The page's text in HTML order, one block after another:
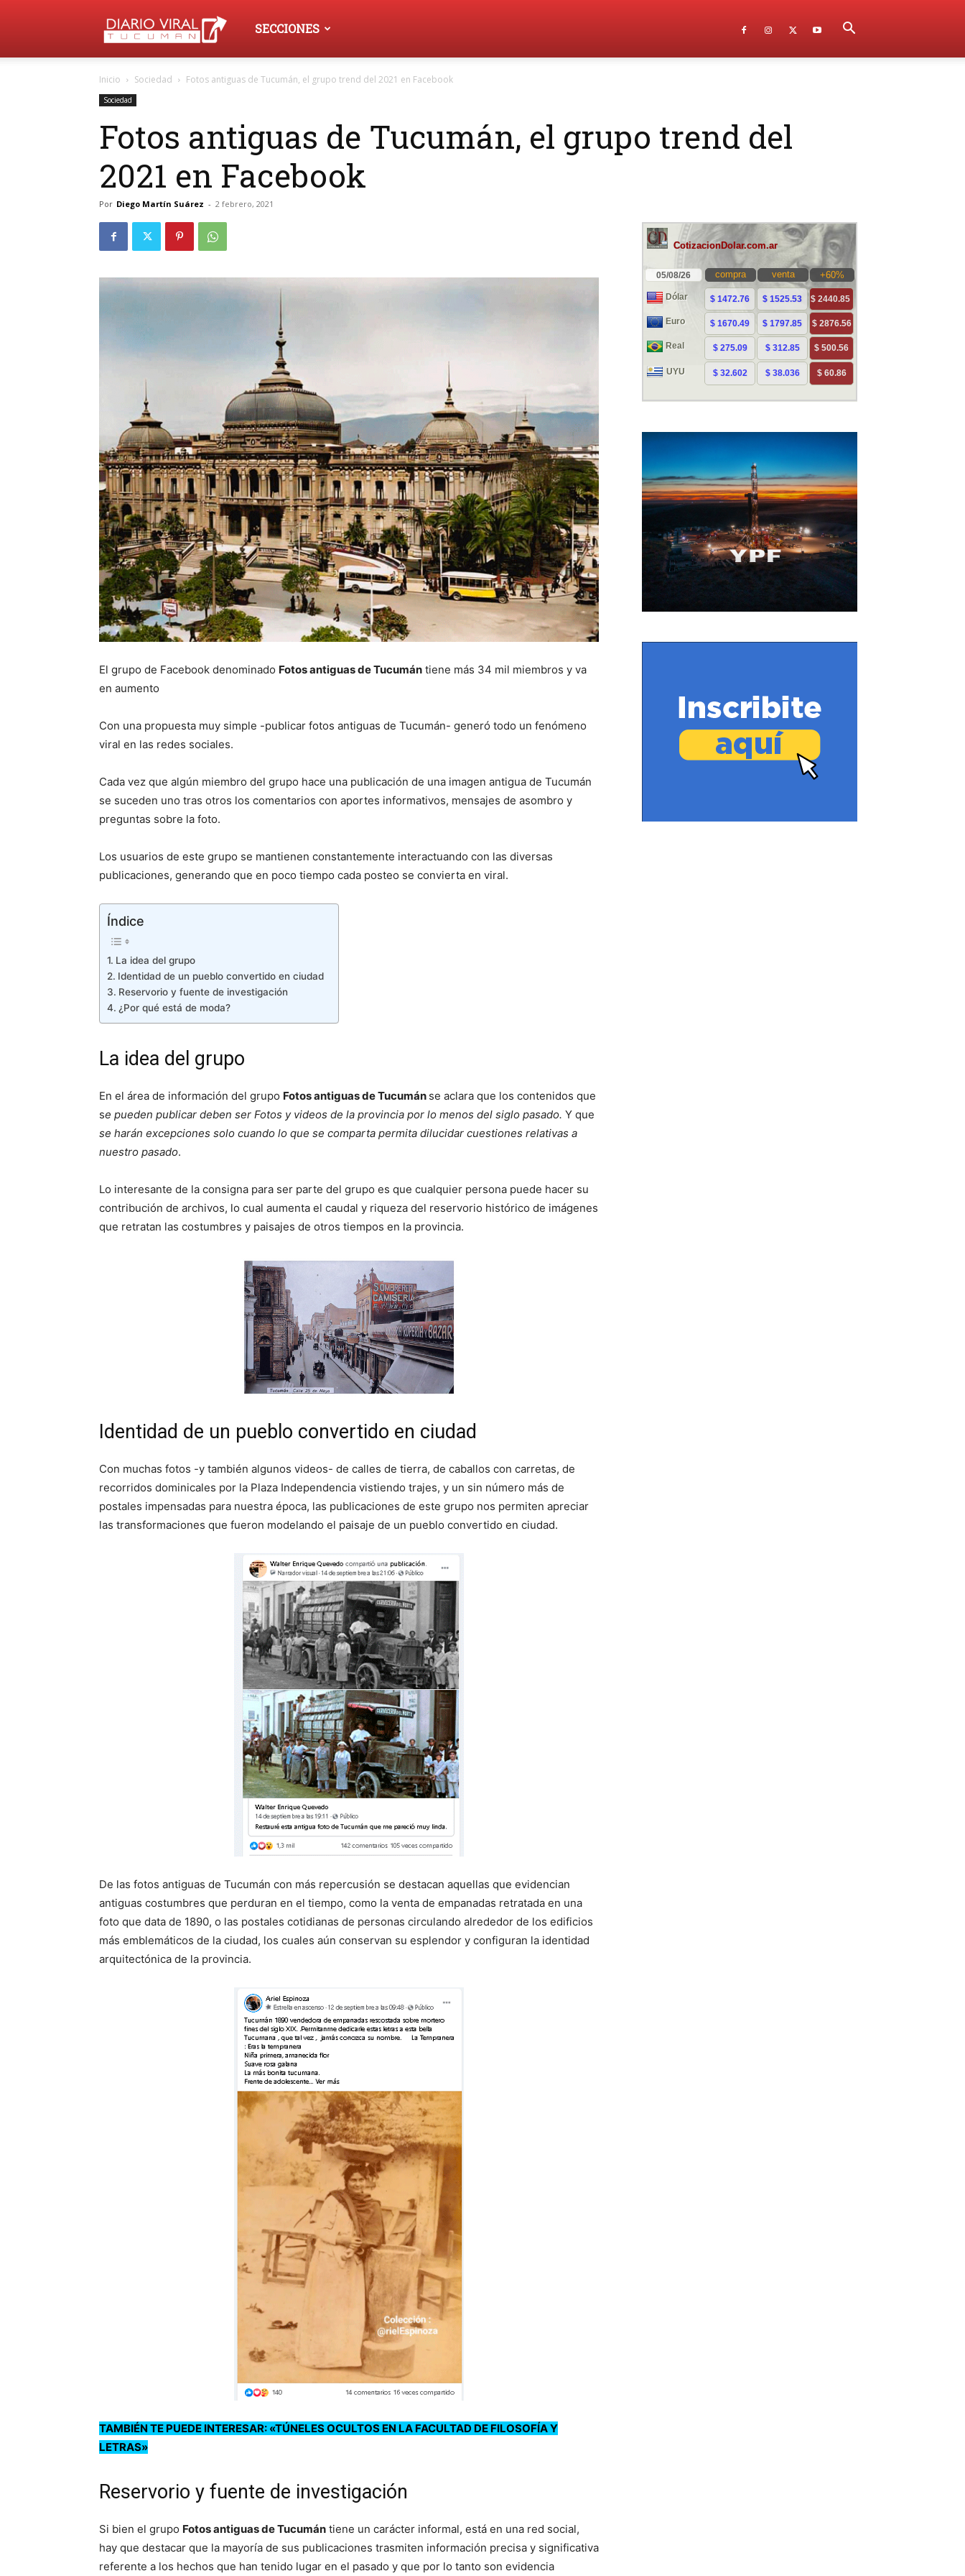
Diario
Viral
Tucumán
SECCIONES
Inicio Sociedad Fotos antiguas de Tucumán, el grupo trend del 2021 en Facebook
Sociedad
Fotos antiguas de Tucumán, el grupo trend del
2021 en Facebook
Por Diego Martín Suárez - 2 febrero, 2021
El grupo de Facebook denominado Fotos antiguas de Tucumán tiene más 34 mil miembros y va
en aumento
Con una propuesta muy simple -publicar fotos antiguas de Tucumán- generó todo un fenómeno
viral en las redes sociales.
Cada vez que algún miembro del grupo hace una publicación de una imagen antigua de Tucumán
se suceden uno tras otros los comentarios con aportes informativos, mensajes de asombro y
preguntas sobre la foto.
Los usuarios de este grupo se mantienen constantemente interactuando con las diversas
publicaciones, generando que en poco tiempo cada posteo se convierta en viral.
Índice
La idea del grupo
Identidad de un pueblo convertido en ciudad
Reservorio y fuente de investigación
¿Por qué está de moda?
La idea del grupo
En el área de información del grupo Fotos antiguas de Tucumán se aclara que los contenidos que
se pueden publicar deben ser Fotos y videos de la provincia por lo menos del siglo pasado. Y que
se harán excepciones solo cuando lo que se comparta permita dilucidar cuestiones relativas a
nuestro pasado.
Lo interesante de la consigna para ser parte del grupo es que cualquier persona puede hacer su
contribución de archivos, lo cual aumenta el caudal y riqueza del reservorio histórico de imágenes
que retratan las costumbres y paisajes de otros tiempos en la provincia.
Identidad de un pueblo convertido en ciudad
Con muchas fotos -y también algunos videos- de calles de tierra, de caballos con carretas, de
recorridos dominicales por la Plaza Independencia vistiendo trajes, y un sin número más de
postales impensadas para nuestra época, las publicaciones de este grupo nos permiten apreciar
las transformaciones que fueron modelando el paisaje de un pueblo convertido en ciudad.
De las fotos antiguas de Tucumán con más repercusión se destacan aquellas que evidencian
antiguas costumbres que perduran en el tiempo, como la venta de empanadas retratada en una
foto que data de 1890, o las postales cotidianas de personas circulando alrededor de los edificios
más emblemáticos de la ciudad, los cuales aún conservan su esplendor y configuran la identidad
arquitectónica de la provincia.
TAMBIÉN TE PUEDE INTERESAR: «TÚNELES OCULTOS EN LA FACULTAD DE FILOSOFÍA Y
LETRAS»
Reservorio y fuente de investigación
Si bien el grupo Fotos antiguas de Tucumán tiene un carácter informal, está en una red social,
hay que destacar que la mayoría de sus publicaciones trasmiten información precisa y significativa
referente a los hechos que han tenido lugar en el pasado y que por lo tanto son evidencia